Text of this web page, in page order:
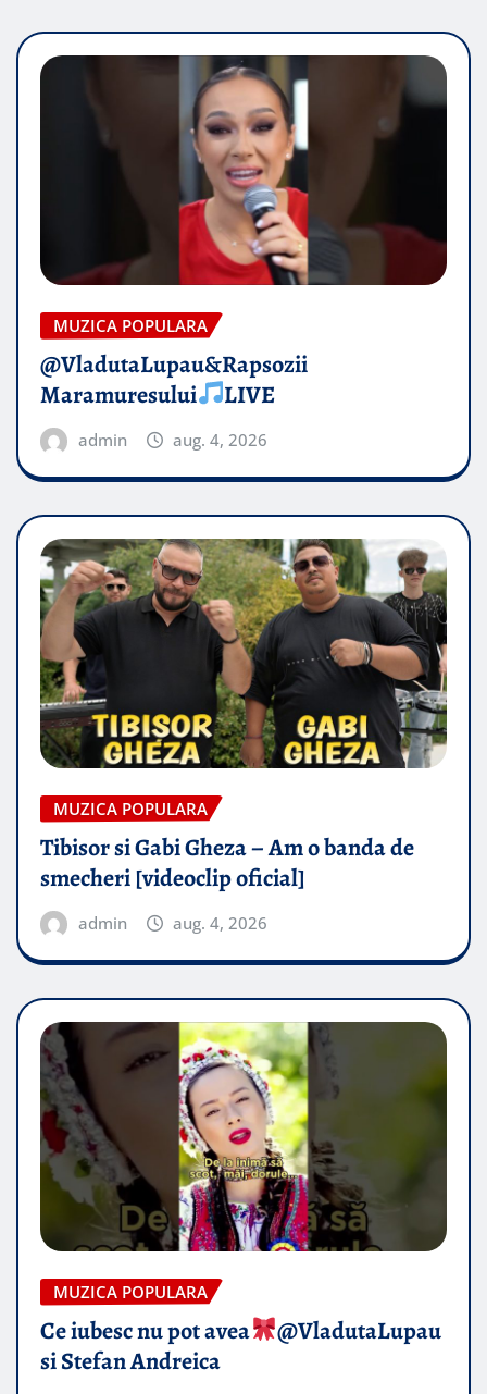
MUZICA POPULARA
@VladutaLupau&Rapsozii
Maramuresului
LIVE
admin aug. 4, 2026
MUZICA POPULARA
Tibisor si Gabi Gheza – Am o banda de
smecheri [videoclip oficial]
admin aug. 4, 2026
MUZICA POPULARA
Ce iubesc nu pot avea
​@VladutaLupau
si Stefan Andreica